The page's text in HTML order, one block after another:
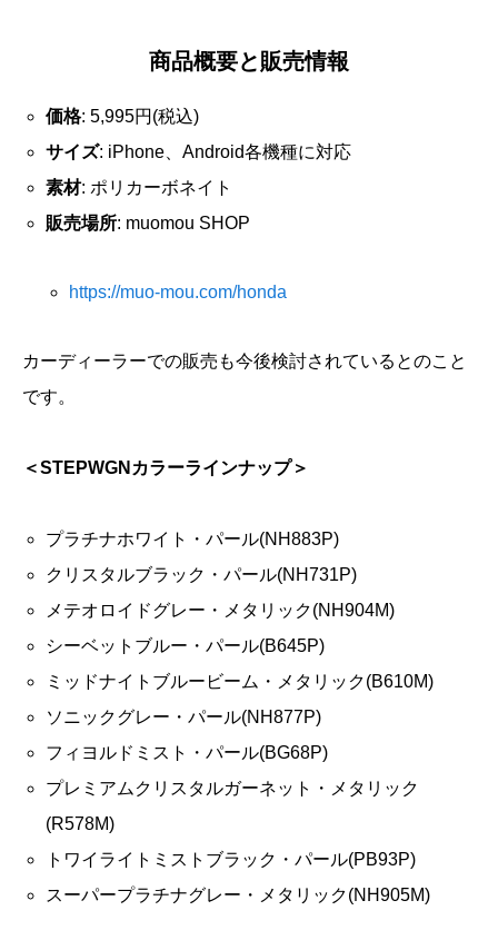
商品概要と販売情報
価格: 5,995円(税込)
サイズ: iPhone、Android各機種に対応
素材: ポリカーボネイト
販売場所: muomou SHOP
https://muo-mou.com/honda
カーディーラーでの販売も今後検討されているとのこと
です。
＜STEPWGNカラーラインナップ＞
プラチナホワイト・パール(NH883P)
クリスタルブラック・パール(NH731P)
メテオロイドグレー・メタリック(NH904M)
シーベットブルー・パール(B645P)
ミッドナイトブルービーム・メタリック(B610M)
ソニックグレー・パール(NH877P)
フィヨルドミスト・パール(BG68P)
プレミアムクリスタルガーネット・メタリック
(R578M)
トワイライトミストブラック・パール(PB93P)
スーパープラチナグレー・メタリック(NH905M)